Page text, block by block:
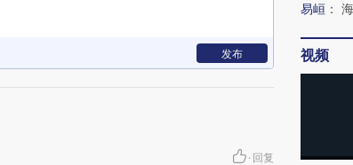
发布
· 回复
易峘 ：
视频